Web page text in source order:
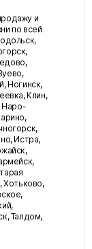
и
по всей
Ногинск,
Клин,
Наро-
Истра,
Хотьково,
Талдом,